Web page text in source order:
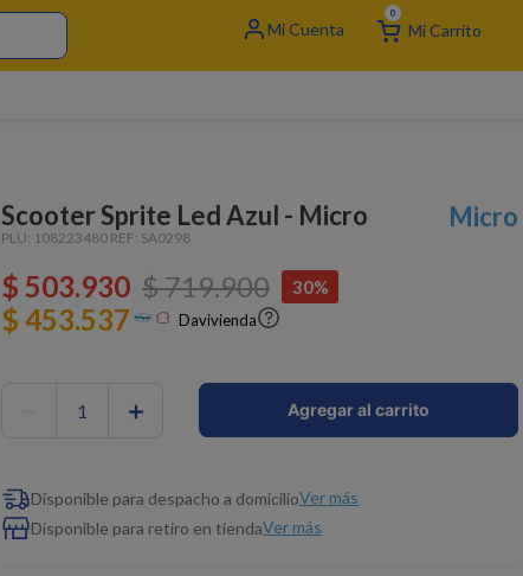
0
Scooter Sprite Led Azul - Micro
PLU: 108223480 REF: SA0298
Micro
$ 503.930 $719.900 30%
$ 453.537 Davivienda
＋ Agregar al carrito
Disponible para despacho a domicilioVer más
Disponible para retiro en tiendaVer más